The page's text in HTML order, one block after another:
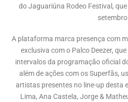
do Jaguariúna Rodeo Festival,
A plataforma marca presença com
exclusiva com o Palco Deezer,
intervalos da programação oficial
além de ações com os Superfãs,
artistas presentes no line-up desta
Lima, Ana Castela, Jorge &